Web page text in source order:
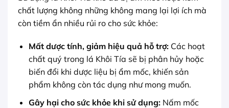
chất lượng không những không mang lại lợi ích mà
còn tiềm ẩn nhiều rủi ro cho sức khỏe:
Mất dược tính, giảm hiệu quả hỗ trợ:Các hoạt
chất quý trong lá Khôi Tía sẽ bị phân hủy hoặc
biến đổi khi dược liệu bị ẩm mốc, khiến sản
phẩm không còn tác dụng như mong muốn.
Gây hại cho sức khỏe khi sử dụng:Nấm mốc